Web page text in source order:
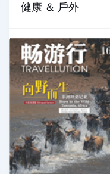
健康 ＆ 戶外